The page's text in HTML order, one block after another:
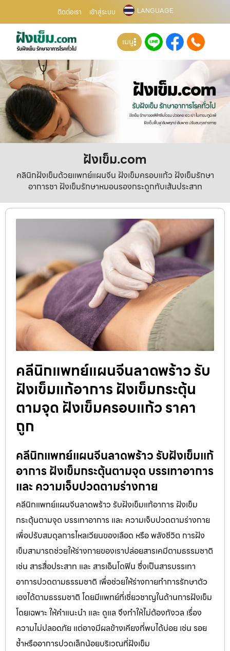
ติดต่อเรา เข้าสู่ระบบ LANGUAGE
เมนู
ฝังเข็ม.com
คลินิกฝังเข็มด้วยแพทย์แผนจีน ฝังเข็มครอบแก้ว ฝังเข็มรักษา
อาการชา ฝังเข็มรักษาหมอนรองกระดูกทับเส้นประสาท
คลีนิกแพทย์แผนจีนลาดพร้าว รับ
ฝังเข็มแก้อาการ ฝังเข็มกระตุ้น
ตามจุด ฝังเข็มครอบแก้ว ราคา
ถูก
คลีนิกแพทย์แผนจีนลาดพร้าว รับฝังเข็มแก้
อาการ ฝังเข็มกระตุ้นตามจุด บรรเทาอาการ
และ ความเจ็บปวดตามร่างกาย
คลีนิกแพทย์แผนจีนลาดพร้าว รับฝังเข็มแก้อาการ ฝังเข็ม
กระตุ้นตามจุด บรรเทาอาการ และ ความเจ็บปวดตามร่างกาย
เพื่อปรับสมดุลการไหลเวียนของเลือด หรือ พลังชีวิต การฝัง
เข็มสามารถช่วยให้ร่างกายของเราปล่อยสารเคมีตามธรรมชาติ
เช่น สารสื่อประสาท และ สารเอ็นโดฟิน ซึ่งเป็นสารบรรเทา
อาการปวดตามธรรมชาติ เพื่อช่วยให้ร่างกายทำการรักษาตัว
เองได้ตามธรรมชาติ โดยมีแพทย์ที่เชี่ยวชาญในด้านการฝังเข็ม
โดยเฉพาะ ให้คำแนะนำ และ ดูแล จึงทำให้ไม่ต้องกังวล เรื่อง
ความไม่ปลอดภัย แต่อาจมีผลข้างเคียงที่พบได้บ่อย เช่น รอย
ช้ำหรืออาการปวดเล็กน้อยบริเวณที่ฝังเข็ม